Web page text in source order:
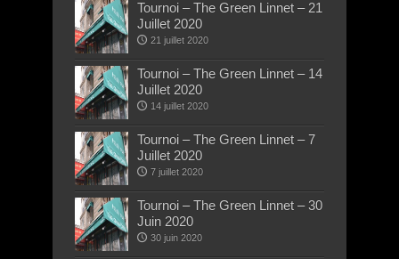
Tournoi – The Green Linnet – 21
Juillet 2020
21 juillet 2020
Tournoi – The Green Linnet – 14
Juillet 2020
14 juillet 2020
Tournoi – The Green Linnet – 7
Juillet 2020
7 juillet 2020
Tournoi – The Green Linnet – 30
Juin 2020
30 juin 2020